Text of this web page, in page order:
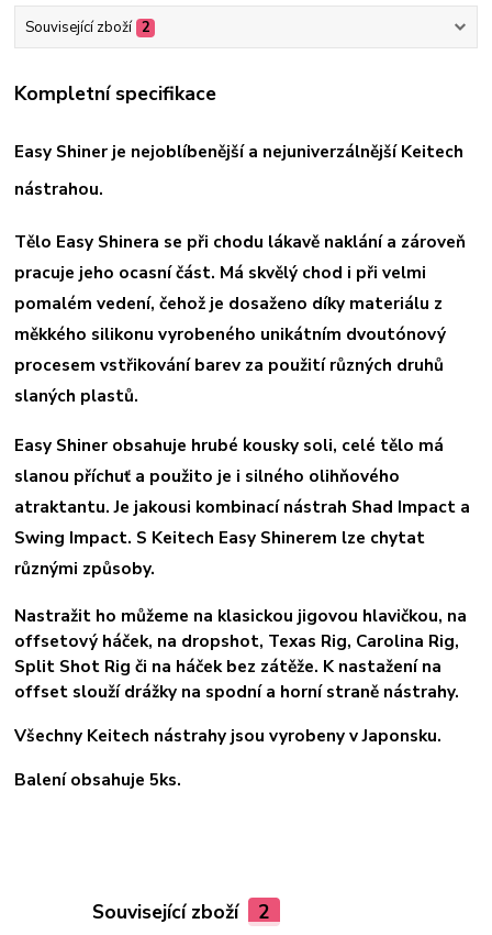
Související zboží 2
Kompletní specifikace
Easy Shiner je nejoblíbenější a nejuniverzálnější Keitech
nástrahou.
Tělo Easy Shinera se při chodu lákavě naklání a zároveň
pracuje jeho ocasní část. Má skvělý chod i při velmi
pomalém vedení, čehož je dosaženo díky materiálu z
měkkého silikonu vyrobeného unikátním dvoutónový
procesem vstřikování barev za použití různých druhů
slaných plastů.
Easy Shiner obsahuje hrubé kousky soli, celé tělo má
slanou příchuť a použito je i silného olihňového
atraktantu. Je jakousi kombinací nástrah Shad Impact a
Swing Impact. S Keitech Easy Shinerem lze chytat
různými způsoby.
Nastražit ho můžeme na klasickou jigovou hlavičkou, na
offsetový háček, na dropshot, Texas Rig, Carolina Rig,
Split Shot Rig či na háček bez zátěže. K nastažení na
offset slouží drážky na spodní a horní straně nástrahy.
Všechny Keitech nástrahy jsou vyrobeny v Japonsku.
Balení obsahuje 5ks.
Související zboží 2